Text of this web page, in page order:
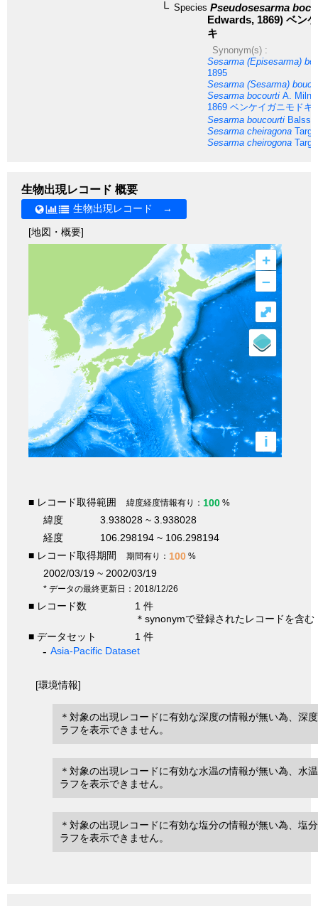
Species Pseudosesarma
Edwards, 1869) ベン
キ
Synonym(s) :
Sesarma (Episesarma)
1895
Sesarma (Sesarma)
Sesarma bocourti A.
1869 ベンケイガニモドキ
Sesarma boucourti Balss,
Sesarma cheiragona
Sesarma cheirogona
生物出現レコード 概要
生物出現レコード →
[地図・概要]
+
–
i
⤢
■ レコード取得範囲 緯度経度情報有り： 100 %
緯度
3.938028 ~ 3.938028
経度
106.298194 ~ 106.298194
■ レコード取得期間
期間有り： 100 %
2002/03/19 ~ 2002/03/19
* データの最終更新日：2018/12/26
■ レコード数
1 件
＊synonymで登録されたレコードを含む
■ データセット
1 件
Asia-Pacific Dataset
[環境情報]
＊対象の出現レコードに有効な深度の情報が無い為、深
ラフを表示できません。
＊対象の出現レコードに有効な水温の情報が無い為、水
ラフを表示できません。
＊対象の出現レコードに有効な塩分の情報が無い為、塩
ラフを表示できません。